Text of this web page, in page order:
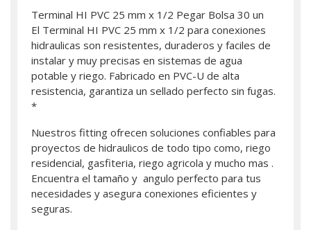
Terminal HI PVC 25 mm x 1/2 Pegar Bolsa 30 un
El Terminal HI PVC 25 mm x 1/2 para conexiones
hidraulicas son resistentes, duraderos y faciles de
instalar y muy precisas en sistemas de agua
potable y riego. Fabricado en PVC-U de alta
resistencia, garantiza un sellado perfecto sin fugas.
*
Nuestros fitting ofrecen soluciones confiables para
proyectos de hidraulicos de todo tipo como, riego
residencial, gasfiteria, riego agricola y mucho mas .
Encuentra el tamaño y angulo perfecto para tus
necesidades y asegura conexiones eficientes y
seguras.